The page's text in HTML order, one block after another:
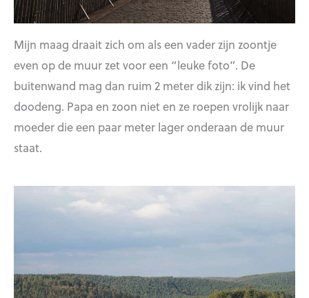
Mijn maag draait zich om als een vader zijn zoontje
even op de muur zet voor een “leuke foto”. De
buitenwand mag dan ruim 2 meter dik zijn: ik vind het
doodeng. Papa en zoon niet en ze roepen vrolijk naar
moeder die een paar meter lager onderaan de muur
staat.